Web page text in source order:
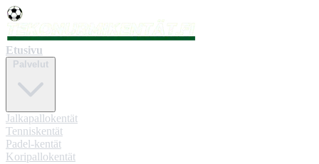
Etusivu
Jalkapallokentät
Tenniskentät
Padel-kentät
Koripallokentät